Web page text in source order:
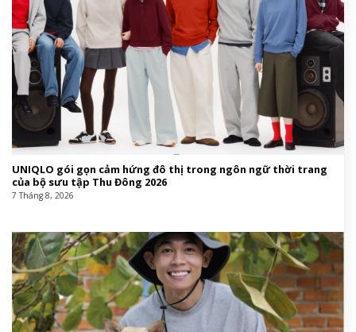
UNIQLO gói gọn cảm hứng đô thị trong ngôn ngữ thời trang
của bộ sưu tập Thu Đông 2026
7 Tháng 8, 2026